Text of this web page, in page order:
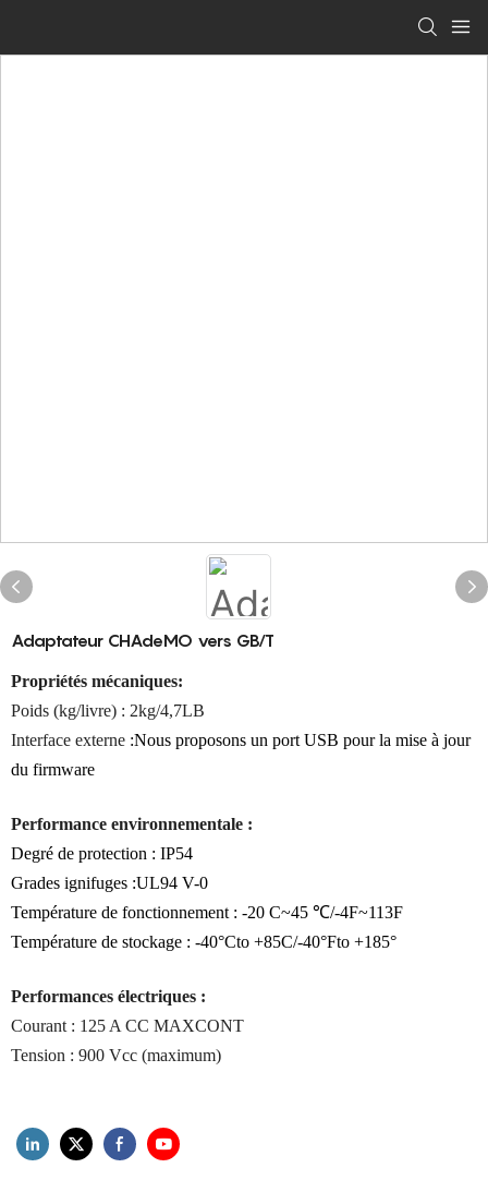
Adaptateur CHAdeMO vers GB/T
Propriétés mécaniques:
Poids (kg/livre) : 2kg/4,7LB
Interface externe :Nous proposons un port USB pour la mise à jour
du firmware
Performance environnementale :
Degré de protection : IP54
Grades ignifuges :UL94 V-0
Température de fonctionnement : -20 C~45 ℃/-4F~113F
Température de stockage : -40°Cto +85C/-40°Fto +185°
Performances électriques :
Courant : 125 A CC MAXCONT
Tension : 900 Vcc (maximum)